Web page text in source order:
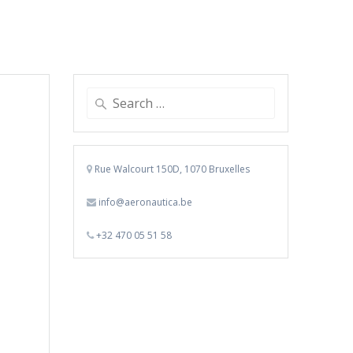
Search
Rue Walcourt 150D, 1070 Bruxelles
info@aeronautica.be
+32 470 05 51 58